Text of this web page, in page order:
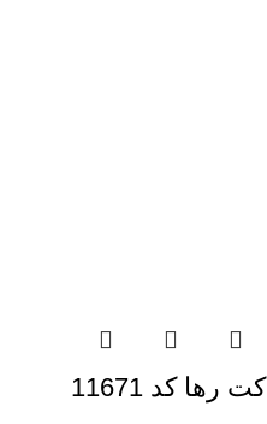
کت رها کد 11671